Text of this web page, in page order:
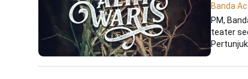
Banda
PM,
teater